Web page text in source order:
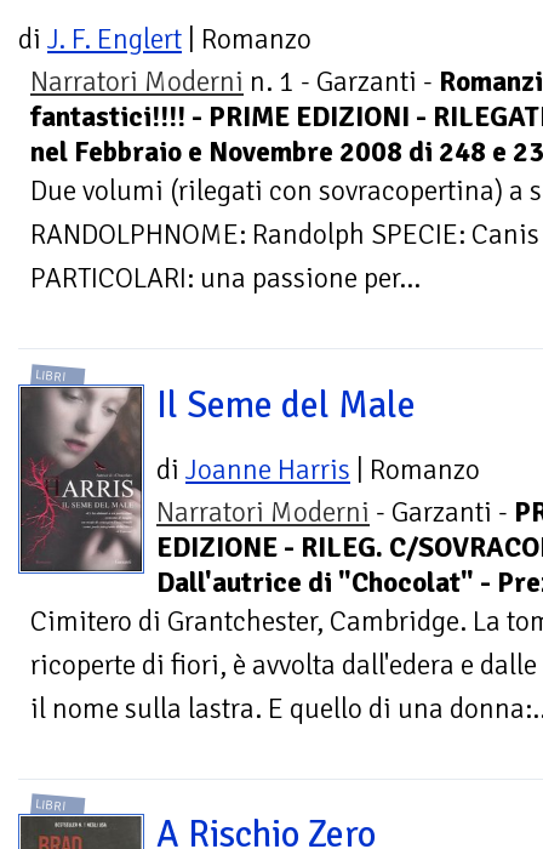
di J. F. Englert | Romanzo
Narratori Moderni n. 1 - Garzanti -
fantastici!!!! - PRIME EDIZIONI -
nel Febbraio e Novembre 2008 di 248 e
Due volumi (rilegati con sovracopertina) a
RANDOLPHNOME: Randolph SPECIE:
PARTICOLARI: una passione per...
LIBRI
Il Seme del Male
di Joanne Harris | Romanzo
Narratori Moderni - Garzanti -
EDIZIONE - RILEG. C/
Dall'autrice di "Chocolat" -
Cimitero di Grantchester, Cambridge. La
ricoperte di fiori, è avvolta dall'edera e
il nome sulla lastra. E quello di una
LIBRI
A Rischio Zero